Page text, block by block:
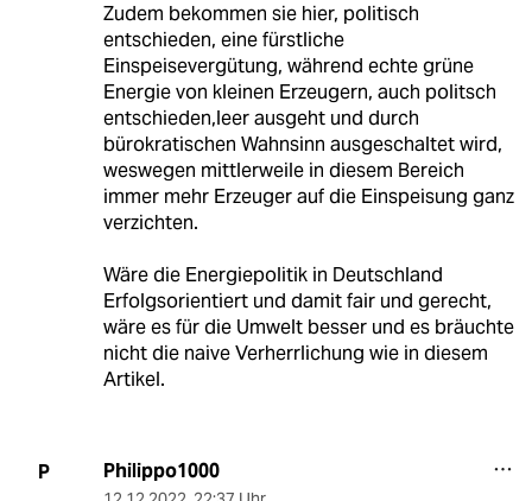
Zudem bekommen sie hier, politisch
entschieden, eine fürstliche
Einspeisevergütung, während echte grüne
Energie von kleinen Erzeugern, auch politsch
entschieden,leer ausgeht und durch
bürokratischen Wahnsinn ausgeschaltet wird,
weswegen mittlerweile in diesem Bereich
immer mehr Erzeuger auf die Einspeisung ganz
verzichten.
Wäre die Energiepolitik in Deutschland
Erfolgsorientiert und damit fair und gerecht,
wäre es für die Umwelt besser und es bräuchte
nicht die naive Verherrlichung wie in diesem
Artikel.
P Philippo1000